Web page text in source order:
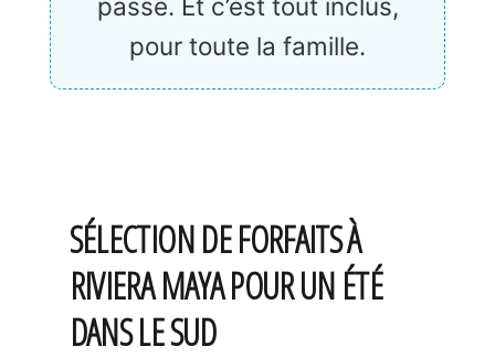
pour toute la famille.
SÉLECTION DE FORFAITS À
RIVIERA MAYA POUR UN ÉTÉ
DANS LE SUD